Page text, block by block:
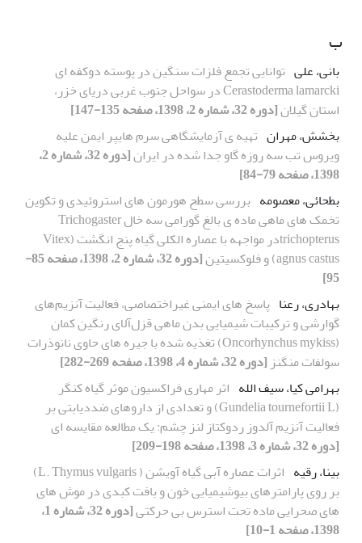
ب
بانی، علی توانایی تجمع فلزات سنگین در پوسته دوکفه ای
Cerastoderma lamarcki در سواحل جنوب غربی دریای خزر،
استان گیلان[دوره 32، شماره 2، 1398، صفحه 135-147]
بخشش، مهران تهیه ی آزمایشگاهی سرم هایپر ایمن علیه
ویروس تب سه روزه گاو جدا شده در ایران
[دوره 32، شماره 2،
1398، صفحه 79-84]
بطحائی، معصومه بررسی سطح هورمون های استروئیدی و تکوین
تخمک های ماهی ماده ی بالغ گورامی سه خال Trichogaster
trichopterusدر مواجهه با عصاره الکلی گیاه پنج انگشت (Vitex
agnus castus) و فلوکسیتین
[دوره 32، شماره 2، 1398، صفحه 85-
95]
بهادری، رعنا پاسخ های ایمنی غیر‌اختصاصی، فعالیت آنزیم‌های
گوارشی و ترکیبات شیمیایی بدن ماهی قزل‌آلای رنگین کمان
(Oncorhynchus mykiss) تغذیه شده با جیره های حاوی نانوذرات
سولفات منگنز [دوره 32، شماره 4، 1398، صفحه 269-282]
بهرامی کیا، سیف الله اثر مهاری فراکسیون موثر گیاه کنگر
(Gundelia tournefortii L) و تعدادی از داروهای ضددیابتی بر
فعالیت آنزیم آلدوز ردوکتاز لنز چشم: یک مطالعه مقایسه ای
[دوره 32، شماره 3، 1398، صفحه 198-209]
بینا، رقیه
اثرات عصاره آبی گیاه آویشن ( L. Thymus vulgaris)
بر روی پارامترهای بیوشیمیایی خون و بافت کبدی در موش های
های صحرایی ماده تحت استرس بی حرکتی
[دوره 32، شماره 1،
1398، صفحه 1-10]